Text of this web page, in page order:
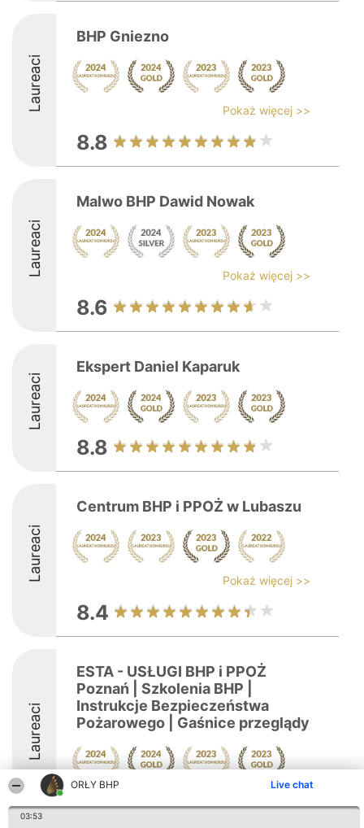
ORŁY BHP Live chat
03:53
Laureaci
BHP Gniezno
Pokaż więcej >>
8.8
Laureaci
Malwo BHP Dawid Nowak
Pokaż więcej >>
8.6
Laureaci
Ekspert Daniel Kaparuk
8.8
Laureaci
Centrum BHP i PPOŻ w Lubaszu
Pokaż więcej >>
8.4
Laureaci
ESTA - USŁUGI BHP i PPOŻ
Poznań | Szkolenia BHP |
Instrukcje Bezpieczeństwa
Pożarowego | Gaśnice przeglądy
8.7